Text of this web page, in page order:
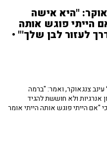
"היא אישה
הייתי פוגש אותה
לעזור לבן שלך'" •
צנגאוקר, ואמר: "ברמה
ולא חוששת להגיד
"אם הייתי פוגש אותה הייתי אומר